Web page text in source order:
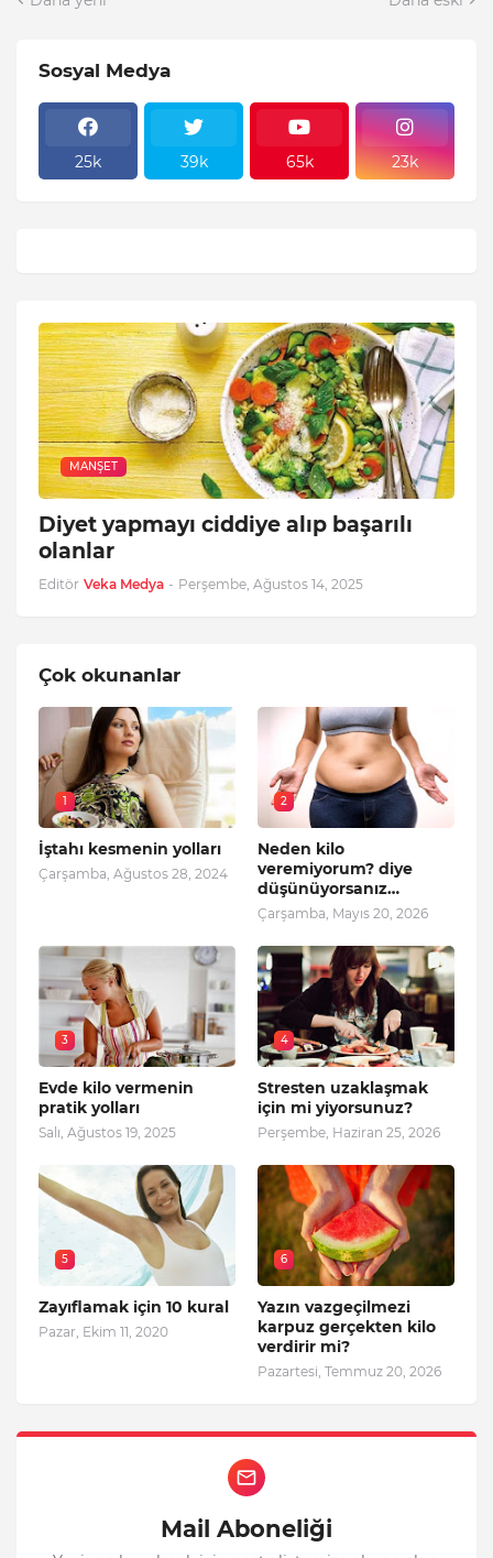
Sosyal Medya
25k 39k 65k 23k
MANŞET
Diyet yapmayı ciddiye alıp başarılı
olanlar
Editör Veka Medya - Perşembe, Ağustos 14, 2025
Çok okunanlar
1
İştahı kesmenin yolları
Çarşamba, Ağustos 28, 2024
2
Neden kilo
veremiyorum? diye
düşünüyorsanız…
Çarşamba, Mayıs 20, 2026
3
Evde kilo vermenin
pratik yolları
Salı, Ağustos 19, 2025
4
Stresten uzaklaşmak
için mi yiyorsunuz?
Perşembe, Haziran 25, 2026
5
Zayıflamak için 10 kural
Pazar, Ekim 11, 2020
6
Yazın vazgeçilmezi
karpuz gerçekten kilo
verdirir mi?
Pazartesi, Temmuz 20, 2026
Mail Aboneliği